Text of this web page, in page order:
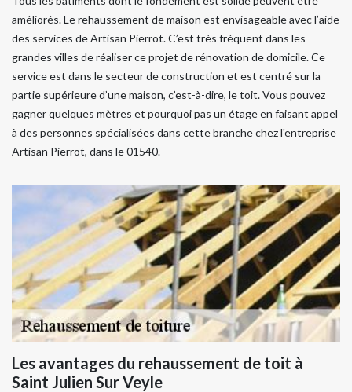
améliorés. Le rehaussement de maison est envisageable avec l’aide
des services de Artisan Pierrot. C’est très fréquent dans les
grandes villes de réaliser ce projet de rénovation de domicile. Ce
service est dans le secteur de construction et est centré sur la
partie supérieure d’une maison, c’est-à-dire, le toit. Vous pouvez
gagner quelques mètres et pourquoi pas un étage en faisant appel
à des personnes spécialisées dans cette branche chez l'entreprise
Artisan Pierrot, dans le 01540.
Les avantages du rehaussement de toit à
Saint Julien Sur Veyle